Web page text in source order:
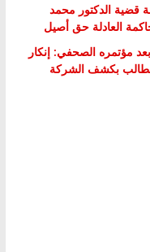
قضية الدكتور محمد
العادلة حق أصيل
مؤتمره الصحفي: إنكار
بكشف الشركة